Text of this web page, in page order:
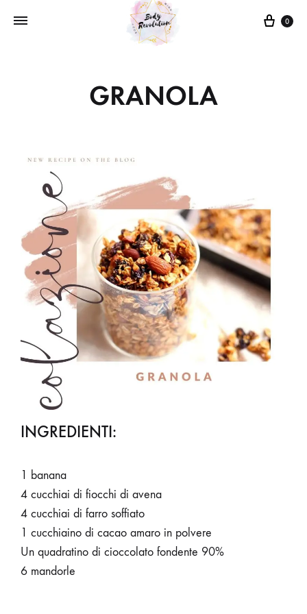
0
GRANOLA
INGREDIENTI:
1 banana
4 cucchiai di fiocchi di avena
4 cucchiai di farro soffiato
1 cucchiaino di cacao amaro in polvere
Un quadratino di cioccolato fondente 90%
6 mandorle